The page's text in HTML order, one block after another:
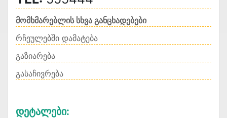
მომხმარებლის სხვა განცხადებები
რჩეულებში დამატება
გაზიარება
გასაჩივრება
Დეტალები: